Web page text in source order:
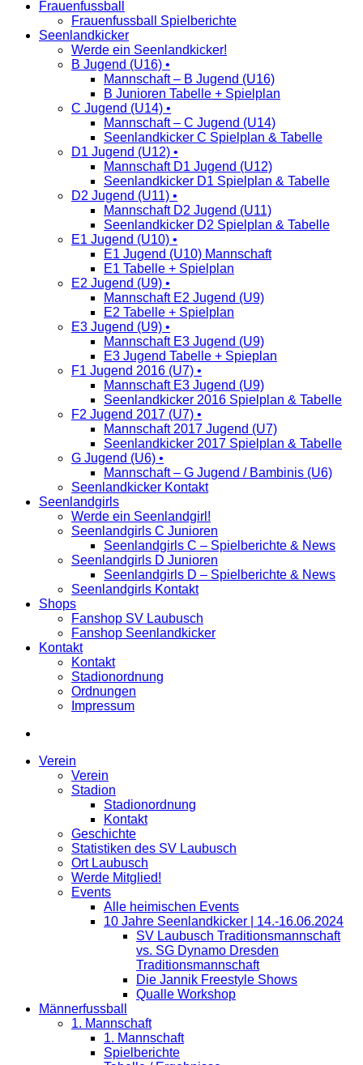
Frauenfussball
Frauenfussball Spielberichte
Seenlandkicker
Werde ein Seenlandkicker!
B Jugend (U16) •
Mannschaft – B Jugend (U16)
B Junioren Tabelle + Spielplan
C Jugend (U14) •
Mannschaft – C Jugend (U14)
Seenlandkicker C Spielplan & Tabelle
D1 Jugend (U12) •
Mannschaft D1 Jugend (U12)
Seenlandkicker D1 Spielplan & Tabelle
D2 Jugend (U11) •
Mannschaft D2 Jugend (U11)
Seenlandkicker D2 Spielplan & Tabelle
E1 Jugend (U10) •
E1 Jugend (U10) Mannschaft
E1 Tabelle + Spielplan
E2 Jugend (U9) •
Mannschaft E2 Jugend (U9)
E2 Tabelle + Spielplan
E3 Jugend (U9) •
Mannschaft E3 Jugend (U9)
E3 Jugend Tabelle + Spieplan
F1 Jugend 2016 (U7) •
Mannschaft E3 Jugend (U9)
Seenlandkicker 2016 Spielplan & Tabelle
F2 Jugend 2017 (U7) •
Mannschaft 2017 Jugend (U7)
Seenlandkicker 2017 Spielplan & Tabelle
G Jugend (U6) •
Mannschaft – G Jugend / Bambinis (U6)
Seenlandkicker Kontakt
Seenlandgirls
Werde ein Seenlandgirl!
Seenlandgirls C Junioren
Seenlandgirls C – Spielberichte & News
Seenlandgirls D Junioren
Seenlandgirls D – Spielberichte & News
Seenlandgirls Kontakt
Shops
Fanshop SV Laubusch
Fanshop Seenlandkicker
Kontakt
Kontakt
Stadionordnung
Ordnungen
Impressum
Verein
Verein
Stadion
Stadionordnung
Kontakt
Geschichte
Statistiken des SV Laubusch
Ort Laubusch
Werde Mitglied!
Events
Alle heimischen Events
10 Jahre Seenlandkicker | 14.-16.06.2024
SV Laubusch Traditionsmannschaft
vs. SG Dynamo Dresden
Traditionsmannschaft
Die Jannik Freestyle Shows
Qualle Workshop
Männerfussball
1. Mannschaft
1. Mannschaft
Spielberichte